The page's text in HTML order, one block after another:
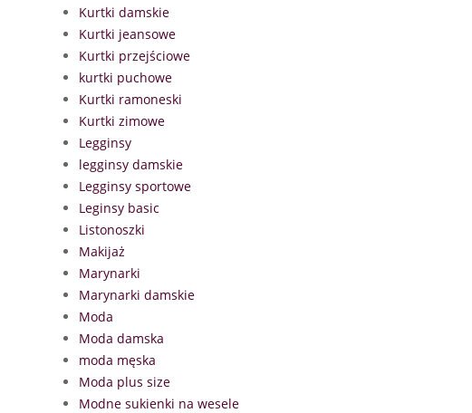
Kurtki damskie
Kurtki jeansowe
Kurtki przejściowe
kurtki puchowe
Kurtki ramoneski
Kurtki zimowe
Legginsy
legginsy damskie
Legginsy sportowe
Leginsy basic
Listonoszki
Makijaż
Marynarki
Marynarki damskie
Moda
Moda damska
moda męska
Moda plus size
Modne sukienki na wesele